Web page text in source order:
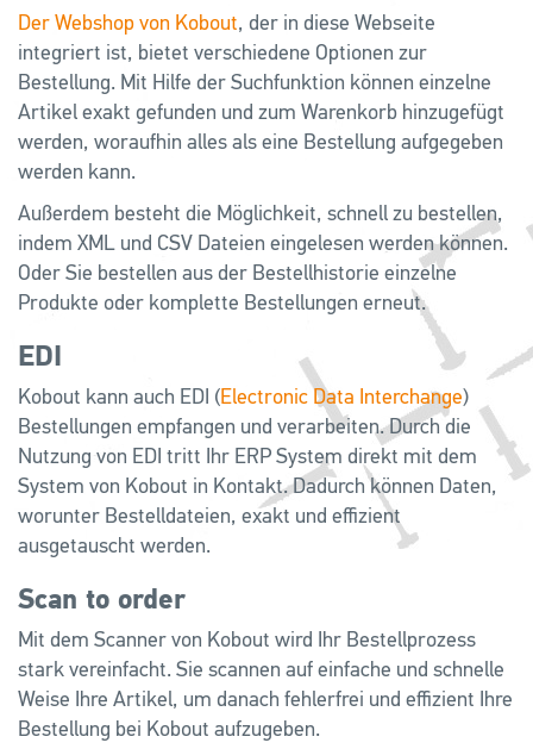
Der Webshop von Kobout, der in diese Webseite
integriert ist, bietet verschiedene Optionen zur
Bestellung. Mit Hilfe der Suchfunktion können einzelne
Artikel exakt gefunden und zum Warenkorb hinzugefügt
werden, woraufhin alles als eine Bestellung aufgegeben
werden kann.
Außerdem besteht die Möglichkeit, schnell zu bestellen,
indem XML und CSV Dateien eingelesen werden können.
Oder Sie bestellen aus der Bestellhistorie einzelne
Produkte oder komplette Bestellungen erneut.
EDI
Kobout kann auch EDI (Electronic Data Interchange)
Bestellungen empfangen und verarbeiten. Durch die
Nutzung von EDI tritt Ihr ERP System direkt mit dem
System von Kobout in Kontakt. Dadurch können Daten,
worunter Bestelldateien, exakt und effizient
ausgetauscht werden.
Scan to order
Mit dem Scanner von Kobout wird Ihr Bestellprozess
stark vereinfacht. Sie scannen auf einfache und schnelle
Weise Ihre Artikel, um danach fehlerfrei und effizient Ihre
Bestellung bei Kobout aufzugeben.